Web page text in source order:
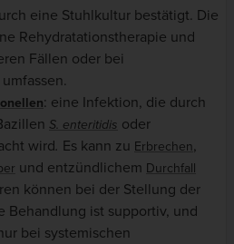
eine Stuhlkultur bestätigt. Die
Rehydratationstherapie und
Fällen oder bei
: eine Infektion, die durch
S. enteritidis oder
wird. Es kann zu Erbrechen,
und entzündlichem Durchfall
können bei der Stellung der
Behandlung ist supportiv, und
bei systemischen